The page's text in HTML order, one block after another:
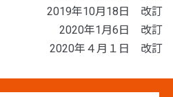
2019年10月18日 改訂
2020年1月6日 改訂
2020年４月１日 改訂